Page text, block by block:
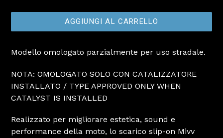
AGGIUNGI AL CARRELLO
Modello omologato parzialmente per uso stradale.
NOTA: OMOLOGATO SOLO CON CATALIZZATORE
INSTALLATO / TYPE APPROVED ONLY WHEN
CATALYST IS INSTALLED
Realizzato per migliorare estetica, sound e
performance della moto, lo scarico slip-on Mivv